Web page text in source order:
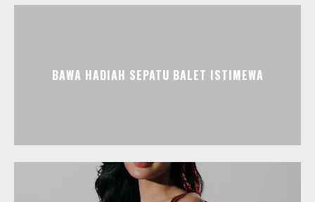
BAWA HADIAH SEPATU BALET ISTIMEWA